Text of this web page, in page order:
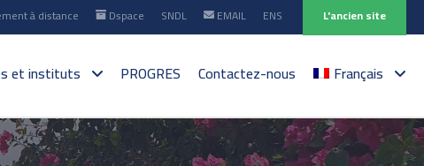
à distance Dspace SNDL EMAIL ENS L'ancien site
et instituts PROGRES Contactez-nous Français